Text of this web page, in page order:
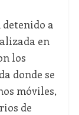
a
en
los
donde se
móviles,
de